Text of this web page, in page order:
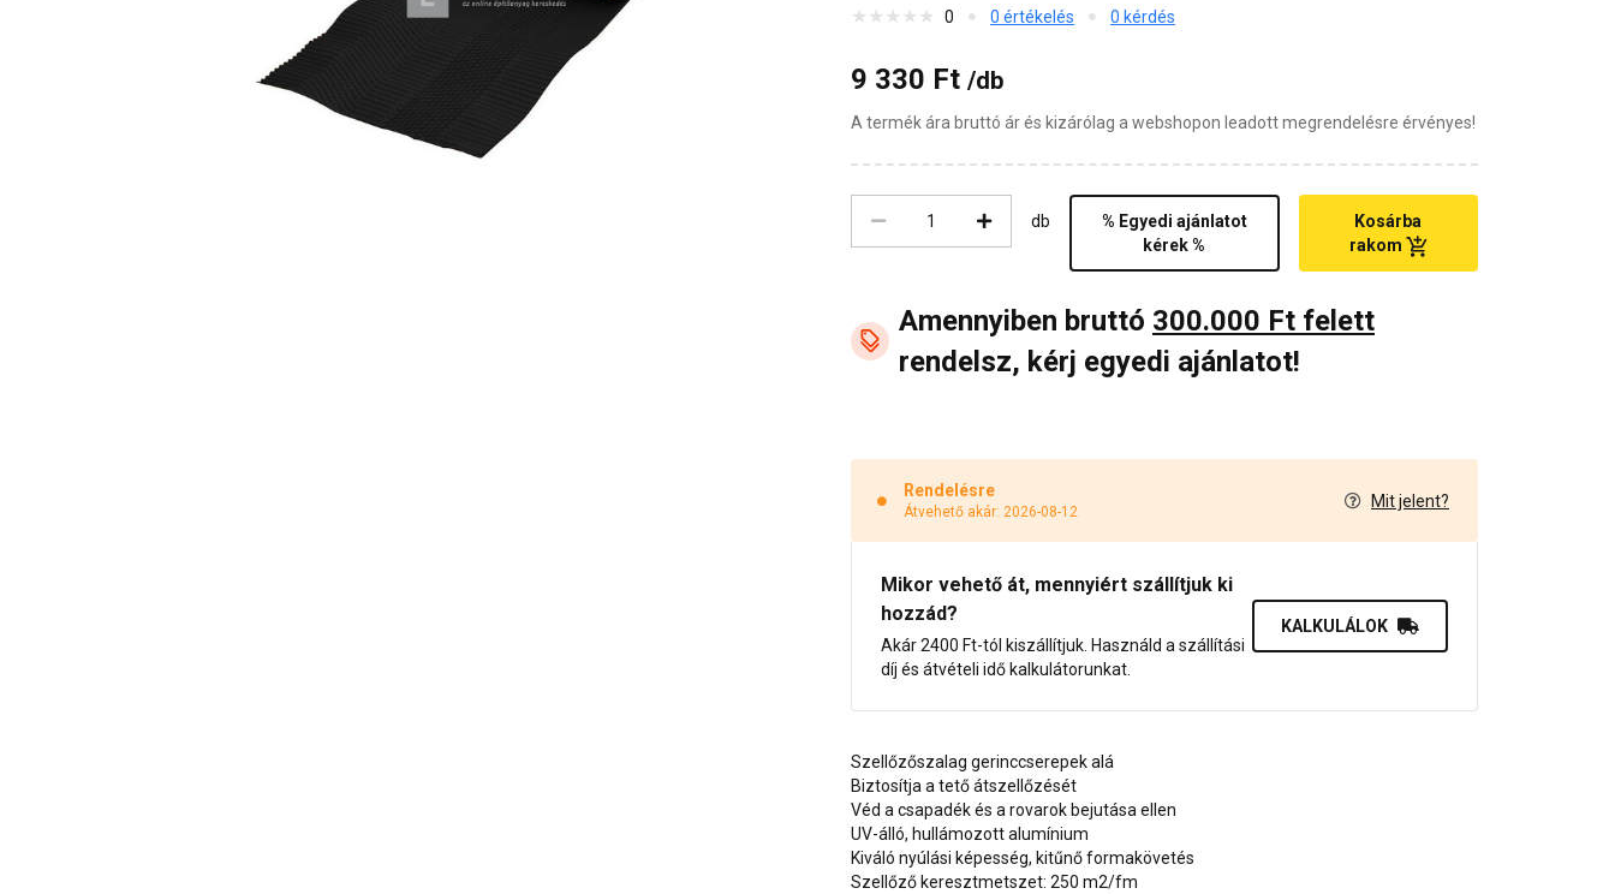
0
0 értékelés 0 kérdés
9 330 Ft /db
A termék ára bruttó ár és kizárólag a webshopon leadott megrendelésre érvényes!
db
% Egyedi ajánlatot
kérek %
Kosárba
rakom
Amennyiben bruttó 300.000 Ft felett
rendelsz, kérj egyedi ajánlatot!
Rendelésre
Átvehető akár: 2026-08-12
Mit jelent?
Mikor vehető át, mennyiért szállítjuk ki
hozzád?
Akár 2400 Ft-tól kiszállítjuk. Használd a szállítási
díj és átvételi idő kalkulátorunkat.
KALKULÁLOK
Szellőzőszalag gerinccserepek alá
Biztosítja a tető átszellőzését
Véd a csapadék és a rovarok bejutása ellen
UV-álló, hullámozott alumínium
Kiváló nyúlási képesség, kitűnő formakövetés
Szellőző keresztmetszet: 250 m2/fm